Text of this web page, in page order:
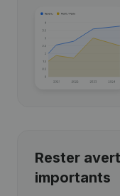
Rester
importants